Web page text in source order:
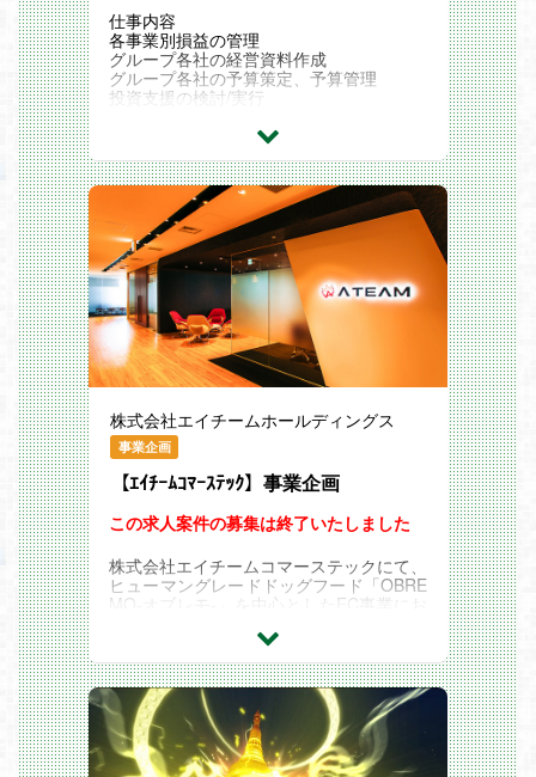
・AIを活用した開発の最前線
Cursor、Gemini、ChatGPTなどのAIツー
ルを積極的に活用し、開発効率を向上させ
ながら、新しい開発手法を模索できます。
AI時代のエンジニアリングを実践できる環
・メンバーの成長を支援できる喜び
て、他者の成長を支援し、チーム全体の技
術力向上に貢献できます。技術指導やコー
ドレビューを通じて、自分の知識や経験を
共有し、チーム全体のレベルアップを実感
できます。
「業務環境」
10名程度の職能複合チーム
アジャイル開発の実施
AIの積極的活用
技術負債への積極的な取り組み
開発者同士がフォローし合える環境
ら、
大規模ユーザーを対象とする高度な開発／
運営に携わることができ
KPI分析~改善提案、仕様検討をはじめ上
流から下流まで一貫した工程を裁量を持っ
ご自身のスキルアップやキャリアアップに
繋げることができます！
「業務環境」
現在20名程度の組織の中で、Android/iOS
の両OSに向けた開発を行っており、ディ
レクター/デザイナー/エンジニアが数名ず
つ集まって各案件やバージョンごとにプロ
ジェクト単位で開発業務をしております。
仕事内容
各事業別損益の管理
グループ各社の経営資料作成
グループ各社の予算策定、予算管理
投資支援の検討/実行
株式会社エイチームホールディングス
事業企画
【ｴｲﾁｰﾑｺﾏｰｽﾃｯｸ】事業企画
この求人案件の募集は終了いたしました
株式会社エイチームコマーステックにて、
ヒューマングレードドッグフード「OBRE
MO-オブレモ-」を中心としたEC事業にお
す。企画だけでなく、ドッグフードの販売
促進はもちろん、サービスグロースに向け
た事業全体の戦略立案から実働まで幅広く
担当いただきます。
事業成長における戦略立案
顧客理解のための調査、分析